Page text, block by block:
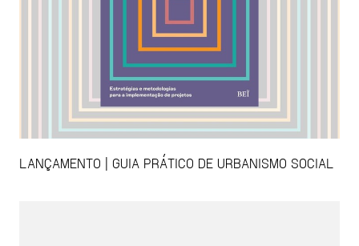
LANÇAMENTO | GUIA PRÁTICO DE URBANISMO SOCIAL